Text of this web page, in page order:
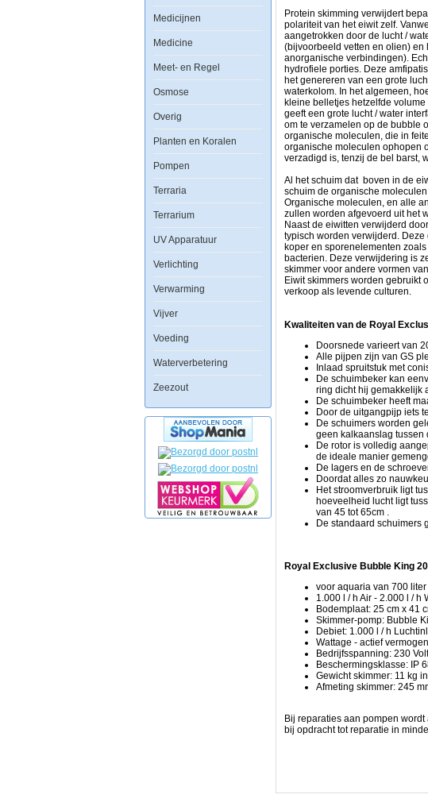
Medicijnen
Medicine
Meet- en Regel
Osmose
Overig
Planten en Koralen
Pompen
Terraria
Terrarium
UV Apparatuur
Verlichting
Verwarming
Vijver
Voeding
Waterverbetering
Zeezout
proteine
skimmer
een
apparaat
gebruikt
zeewateraquaria
om
organische
verbindingen
uit
het
verwijderen
voordat
ze
breken
stikstofhoudend
afval.
Eiwit
skimming
vorm
aquarium
organische
verbindingen
verwijdert
voordat
beginnen
ontbinden,
verlaging
belasting
filter
verbeteren
redoxpotentiaal
gevolg.
het
proces
van
het
Protein skimming verwijdert
polariteit van het eiwit zelf.
aangetrokken door de lucht /
(bijvoorbeeld vetten en olien) en
anorganische verbindingen).
hydrofiele porties. Deze
het genereren van een grote
waterkolom. In het algemeen,
kleine belletjes hetzelfde
geeft een grote lucht / water
om te verzamelen op de bubble
organische moleculen, die in
organische moleculen ophopen
verzadigd is, tenzij de bel barst,
Al het schuim dat boven in de
schuim de organische
Organische moleculen, en alle
zullen worden afgevoerd uit het
Naast de eiwitten verwijderd
typisch worden verwijderd.
koper en sporenelementen
bacterien. Deze verwijdering is
skimmer voor andere vormen
Eiwit skimmers worden gebruikt
verkoop als levende culturen.
Kwaliteiten van de Royal
Doorsnede varieert van
Alle pijpen zijn van GS
Inlaad spruitstuk met
De schuimbeker kan
ring dicht hij gemakkelijk
De schuimbeker heeft
Door de uitgangpijp iets
De schuimers worden
geen kalkaanslag tussen
De rotor is volledig
de ideale manier
De lagers en de
Doordat alles zo
Het stroomverbruik ligt
hoeveelheid lucht ligt
van 45 tot 65cm .
De standaard schuimers
Royal Exclusive Bubble King
voor aquaria van 700
1.000 l / h Air - 2.000 l / h
Bodemplaat: 25 cm x 41
Skimmer-pomp: Bubble
Debiet: 1.000 l / h
Wattage - actief
Bedrijfsspanning: 230
Beschermingsklasse: IP
Gewicht skimmer: 11 kg
Afmeting skimmer: 245
Bij reparaties aan pompen
bij opdracht tot reparatie in